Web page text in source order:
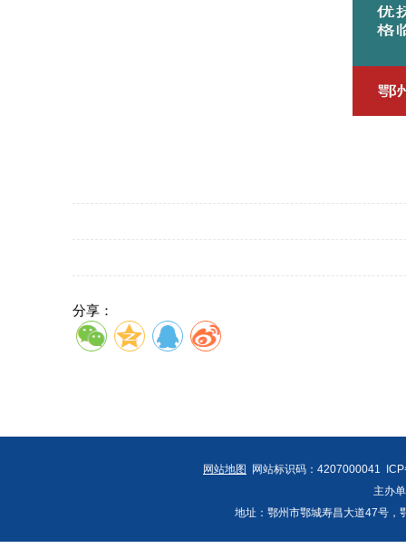
分享：
网站地图
网站标识码：4207000041
主办
地址：鄂州市鄂城寿昌大道47号